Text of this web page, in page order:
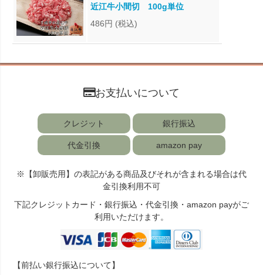
近江牛小間切 100g単位
486円 (税込)
お支払いについて
クレジット 銀行振込
代金引換 amazon pay
※【卸販売用】の表記がある商品及びそれが含まれる場合は代
金引換利用不可
下記クレジットカード・銀行振込・代金引換・amazon payがご
利用いただけます。
【前払い銀行振込について】